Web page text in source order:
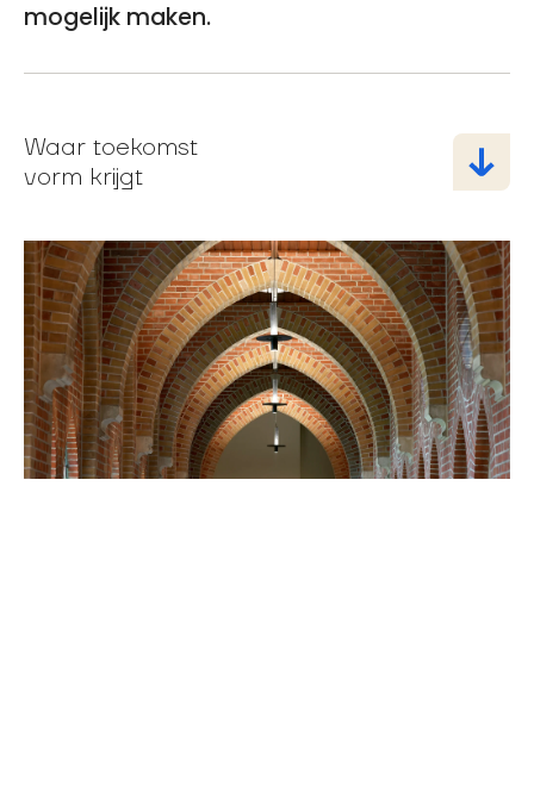
mogelijk maken.
Waar toekomst
vorm krijgt